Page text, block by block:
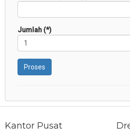
Jumlah (*)
Proses
Kantor Pusat